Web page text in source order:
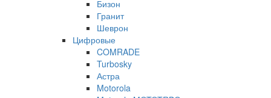
Бизон
Гранит
Шеврон
Цифровые
COMRADE
Turbosky
Астра
Motorola